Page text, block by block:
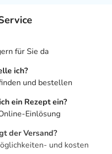
für Sie da
ich?
und bestellen
ein Rezept ein?
Einlösung
der Versand?
und kosten